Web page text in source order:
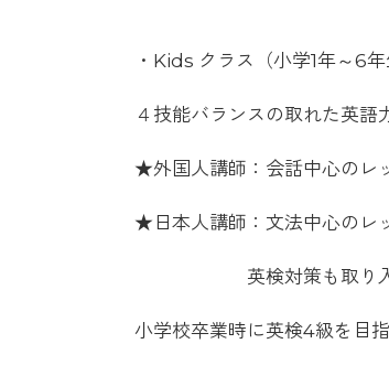
・Kids クラス（小学1年～6年
４技能バランスの取れた英語
★外国人講師：会話中心の
★日本人講師：文法中心のレ
英検対策も取り入れ
小学校卒業時に英検4級を目指